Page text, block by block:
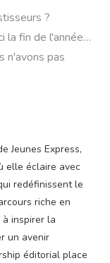
?
la fin de l'année…
n'avons pas
Jeunes Express,
elle éclaire avec
redéfinissent le
riche en
inspirer la
un avenir
éditorial place